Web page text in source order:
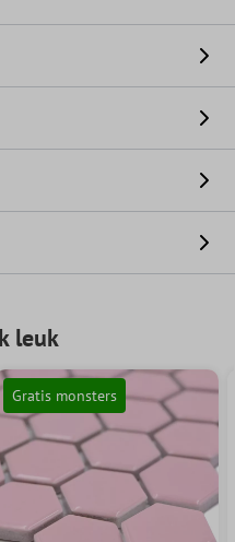
leuk
Gratis monsters